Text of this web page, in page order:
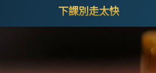
Enter)
下課別走太快